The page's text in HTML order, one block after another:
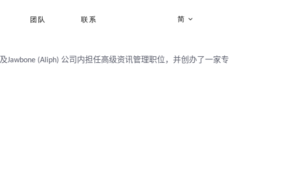
团队 联系 简
及Jawbone (Aliph) 公司内担任高级资讯管理职位，并创办了一家专